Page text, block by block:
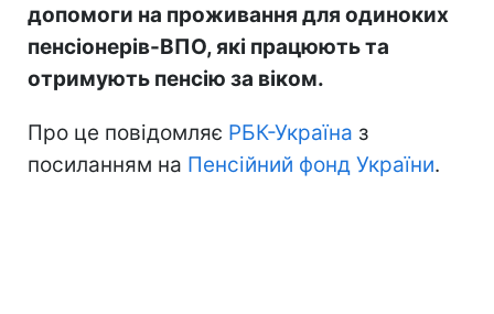
допомоги на проживання для одиноких
пенсіонерів-ВПО, які працюють та
отримують пенсію за віком.
Про це повідомляє РБК-Україна з
посиланням на Пенсійний фонд України.